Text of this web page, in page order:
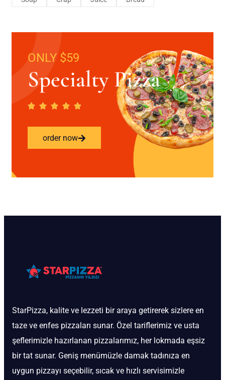
ONLY $59
Specialty Pizza
order now
StarPizza, kalite ve lezzeti bir araya getirerek sizlere en
taze ve enfes pizzaları sunar. Özel tariflerimiz ve usta
şeflerimizle hazırlanan pizzalarımız, her lokmada eşsiz
bir tat sunar. Geniş menümüzle damak tadınıza en
uygun pizzayı seçebilir, sıcak ve hızlı servisimizle